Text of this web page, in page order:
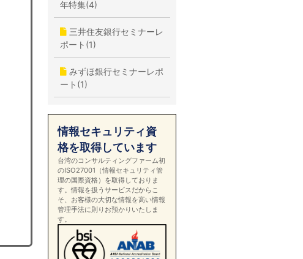
年特集(4)
三井住友銀行セミナーレ
ポート(1)
みずほ銀行セミナーレポ
ート(1)
情報セキュリティ資
格を取得しています
台湾のコンサルティングファーム初
のISO27001（情報セキュリティ管
理の国際資格）を取得しておりま
す。情報を扱うサービスだからこ
そ、お客様の大切な情報を高い情報
管理手法に則りお預かりいたしま
す。